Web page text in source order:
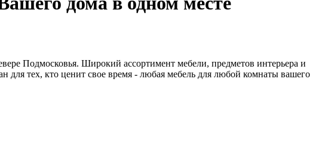
Подмосковья. Широкий ассортимент мебели, предметов интерьера и
для тех, кто ценит свое время - любая мебель для любой комнаты вашего